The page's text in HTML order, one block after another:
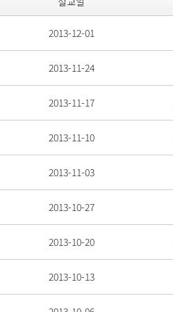
2013-12-01
2013-11-24
2013-11-17
2013-11-10
2013-11-03
2013-10-27
2013-10-20
2013-10-13